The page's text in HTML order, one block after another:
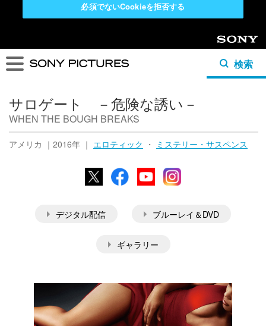
必須でないCookieを拒否する
Sony
検索
サロゲート －危険な誘い－
WHEN THE BOUGH BREAKS
アメリカ ｜2016年 ｜ エロティック ・ ミステリー・サスペンス
X FacebookYouTubeInstagram
デジタル配信 ブルーレイ＆DVD
ギャラリー